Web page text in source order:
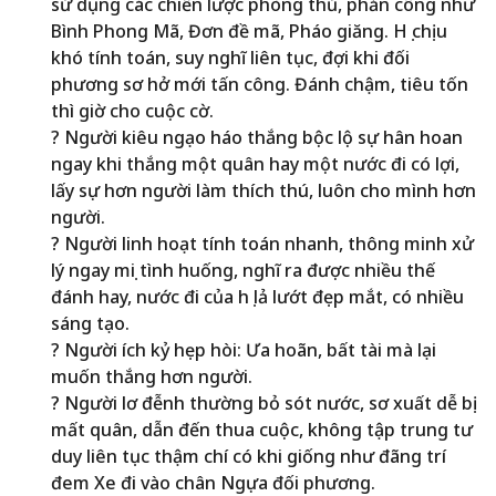
Bình Phong Mã, Đơn đề mã, Pháo giăng. Họ chịu
khó tính toán, suy nghĩ liên tục, đợi khi đối
phương sơ hở mới tấn công. Đánh chậm, tiêu tốn
thì giờ cho cuộc cờ.
? Người kiêu ngạo háo thắng bộc lộ sự hân hoan
ngay khi thắng một quân hay một nước đi có lợi,
lấy sự hơn người làm thích thú, luôn cho mình hơn
người.
? Người linh hoạt tính toán nhanh, thông minh xử
lý ngay mọi tình huống, nghĩ ra được nhiều thế
đánh hay, nước đi của họ lả lướt đẹp mắt, có nhiều
sáng tạo.
? Người ích kỷ hẹp hòi: Ưa hoãn, bất tài mà lại
muốn thắng hơn người.
? Người lơ đễnh thường bỏ sót nước, sơ xuất dễ bị
mất quân, dẫn đến thua cuộc, không tập trung tư
duy liên tục thậm chí có khi giống như đãng trí
đem Xe đi vào chân Ngựa đối phương.